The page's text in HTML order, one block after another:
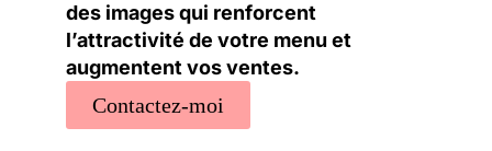
des images qui renforcent
l’attractivité de votre menu et
augmentent vos ventes.
Contactez-moi